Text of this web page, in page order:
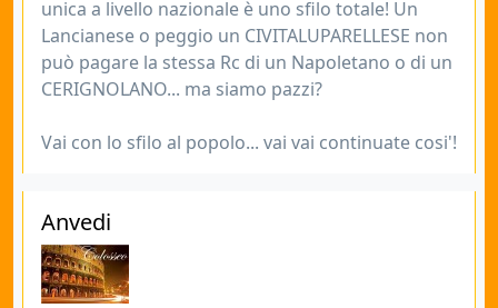
unica a livello nazionale è uno sfilo totale! Un
Lancianese o peggio un CIVITALUPARELLESE non
può pagare la stessa Rc di un Napoletano o di un
CERIGNOLANO... ma siamo pazzi?
Vai con lo sfilo al popolo... vai vai continuate cosi'!
Anvedi